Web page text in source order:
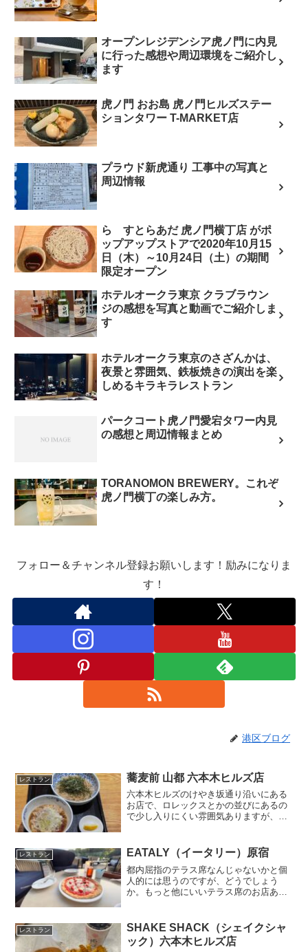
オープンレジデンシア虎ノ門に内見
に行った感想や周辺環境をご紹介し
ます
虎ノ門 おお島 虎ノ門ヒルズステー
ションタワー T-MARKET店
プラウド新虎通り 工事中の写真と
周辺情報
ら すとらあだ 虎ノ門横丁店 がポ
ップアップストアで2020年10月15
日（木）～10月24日（土）の期間
限定オープン
ホテルオークラ東京 クラブラウン
ジの感想を写真と動画でご紹介しま
す
ホテルオークラ東京のさざんかは、
夜景と雰囲気、鉄板焼きの演出を楽
しめるキラキラレストラン
パークコート虎ノ門愛宕タワー内見
の感想と周辺情報まとめ
TORANOMON BREWERY。これぞ
虎ノ門横丁の楽しみ方。
フォロー＆チャンネル登録お願いします！励みになりま
す！
港区ブログ
レストラン 蕎麦前 山都 六本木ヒルズ店
六本木ヒルズのけやき坂通り沿いにある
お店で、ロレックスとかの並びにあるの
で少し入りにくい雰囲気ありますが、入
のお店ですが）。肉つけそば 1,500円こ
のお店でウリのメニ...
レストラン EATALY（イータリー）原宿
都内屈指のテラス席なんじゃないかと個
人的には思うのですが、どうでしょう
か。もっと他にいいテラス席のお店あっ
が入っているビル（ウィズ原宿）の３階
にあるレストランです。この...
レストラン
SHAKE SHACK（シェイクシャ
ック）六本木ヒルズ店